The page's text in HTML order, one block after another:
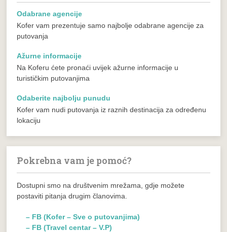
Odabrane agencije
Kofer vam prezentuje samo najbolje odabrane agencije za
putovanja
Ažurne informacije
Na Koferu ćete pronaći uvijek ažurne informacije u
turističkim putovanjima
Odaberite najbolju punudu
Kofer vam nudi putovanja iz raznih destinacija za određenu
lokaciju
Pokrebna vam je pomoć?
Dostupni smo na društvenim mrežama, gdje možete
postaviti pitanja drugim članovima.
– FB (Kofer – Sve o putovanjima)
– FB (Travel centar – V.P)